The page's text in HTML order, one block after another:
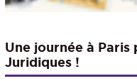
Une journée à Paris
Juridiques !